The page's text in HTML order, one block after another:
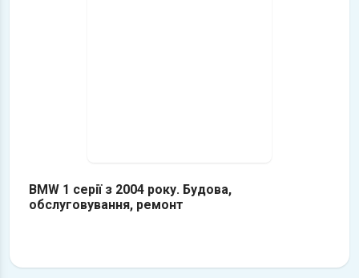
BMW 1 серії з 2004 року. Будова,
обслуговування, ремонт